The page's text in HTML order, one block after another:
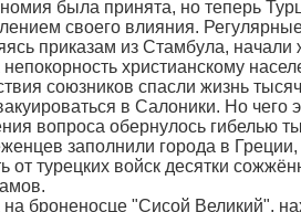
была принята, но теперь
своего влияния.
приказам из Стамбула,
христианскому
союзников спасли жизнь
в Салоники. Но чего
вопроса обернулось гибелью
заполнили города в Греции,
от турецких войск десятки
на броненосце "Сисой Великий",